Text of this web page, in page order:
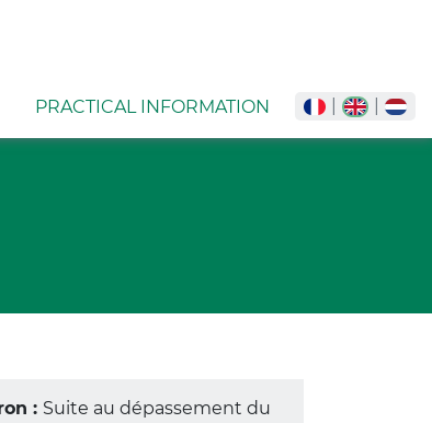
PRACTICAL INFORMATION
: Suite au dépassement du